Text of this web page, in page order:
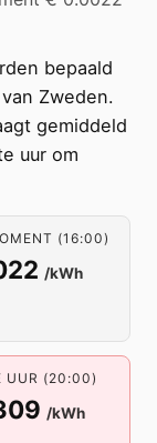
bepaald
van Zweden.
gemiddeld
uur om
(16:00)
/kWh
UUR (20:00)
/kWh